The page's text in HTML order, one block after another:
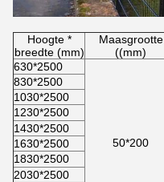
Hoogte *
breedte (mm)
Maasgrootte
((mm)
630*2500
50*200
830*2500
1030*2500
1230*2500
1430*2500
1630*2500
1830*2500
2030*2500